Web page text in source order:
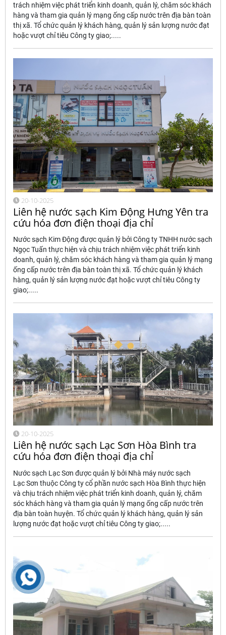
trách nhiệm việc phát triển kinh doanh, quản lý, chăm sóc khách
hàng và tham gia quản lý mạng ống cấp nước trên địa bàn toàn
thị xã. Tổ chức quản lý khách hàng, quản lý sản lượng nước đạt
hoặc vượt chỉ tiêu Công ty giao;.....
20-10-2025
Liên hệ nước sạch Kim Động Hưng Yên tra
cứu hóa đơn điện thoại địa chỉ
Nước sạch Kim Động được quản lý bởi Công ty TNHH nước sạch
Ngọc Tuấn thực hiện và chịu trách nhiệm việc phát triển kinh
doanh, quản lý, chăm sóc khách hàng và tham gia quản lý mạng
ống cấp nước trên địa bàn toàn thị xã. Tổ chức quản lý khách
hàng, quản lý sản lượng nước đạt hoặc vượt chỉ tiêu Công ty
giao;.....
20-10-2025
Liên hệ nước sạch Lạc Sơn Hòa Bình tra
cứu hóa đơn điện thoại địa chỉ
Nước sạch Lạc Sơn được quản lý bởi Nhà máy nước sạch
Lạc Sơn thuộc Công ty cổ phần nước sạch Hòa Bình thực hiện
và chịu trách nhiệm việc phát triển kinh doanh, quản lý, chăm
sóc khách hàng và tham gia quản lý mạng ống cấp nước trên
địa bàn toàn huyện. Tổ chức quản lý khách hàng, quản lý sản
lượng nước đạt hoặc vượt chỉ tiêu Công ty giao;.....